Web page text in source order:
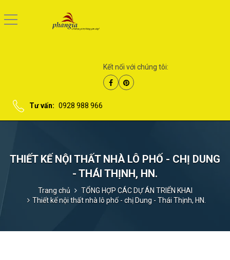
Kết nối với chúng tôi:
Tư vấn: 0928 988 966
THIẾT KẾ NỘI THẤT NHÀ LÔ PHỐ - CHỊ DUNG
- THÁI THỊNH, HN.
Trang chủ
TỔNG HỢP CÁC DỰ ÁN TRIỂN KHAI
Thiết kế nội thất nhà lô phố - chị Dung - Thái Thịnh, HN.